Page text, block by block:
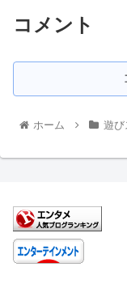
コメント
ホーム 遊び